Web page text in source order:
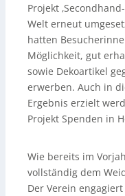
Projekt
Welt erneut
hatten
Möglichkeit, gut
sowie Dekoartikel
erwerben. Auch in
Ergebnis erzielt
Projekt Spenden in
Wie bereits im
vollständig dem
Der Verein